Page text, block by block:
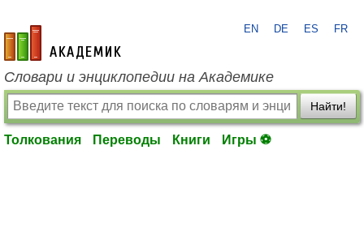
academic.ru
EN DE ES FR
Словари и энциклопедии на Академике
Найти!
Толкования Переводы Книги Игры ⚽